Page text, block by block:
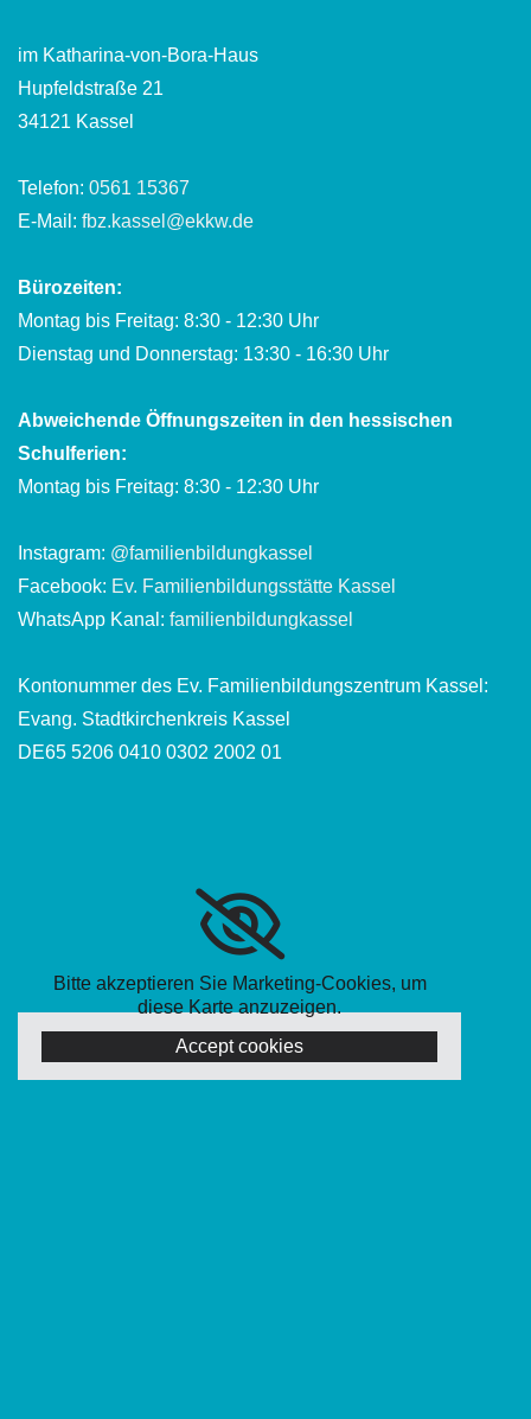
im Katharina-von-Bora-Haus
Hupfeldstraße 21
34121 Kassel
Telefon: 0561 15367
E-Mail: fbz.kassel@ekkw.de
Bürozeiten:
Montag bis Freitag: 8:30 - 12:30 Uhr
Dienstag und Donnerstag: 13:30 - 16:30 Uhr
Abweichende Öffnungszeiten in den hessischen
Schulferien:
Montag bis Freitag: 8:30 - 12:30 Uhr
Instagram: @familienbildungkassel
Facebook: Ev. Familienbildungsstätte Kassel
WhatsApp Kanal: familienbildungkassel
Kontonummer des Ev. Familienbildungszentrum Kassel:
Evang. Stadtkirchenkreis Kassel
DE65 5206 0410 0302 2002 01
Bitte akzeptieren Sie Marketing-Cookies, um
diese Karte anzuzeigen.
Accept cookies